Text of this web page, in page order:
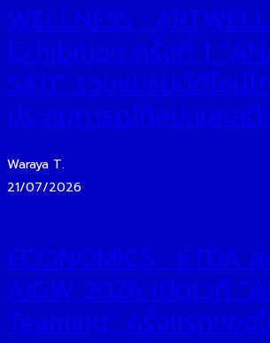
WELLNESS :
Exhibition ครั้งที่ 1
SATI” รวมแบรนด์ดีไซน์
ประสบการณ์ศิลปะและส
Waraya T.
21/07/2026
ECONOMICS : ETDA
AIGW 2026 เปิดเวที
Teaming” ครั้งแรกของ